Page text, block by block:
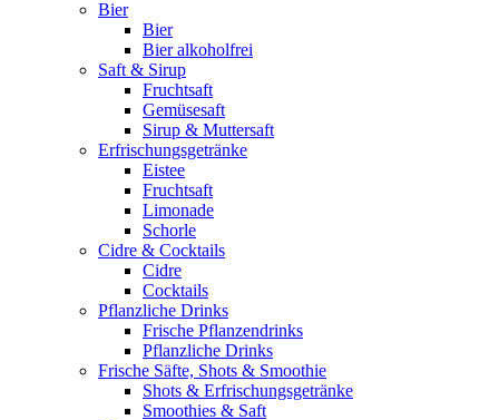
Bier
Bier
Bier alkoholfrei
Saft & Sirup
Fruchtsaft
Gemüsesaft
Sirup & Muttersaft
Erfrischungsgetränke
Eistee
Fruchtsaft
Limonade
Schorle
Cidre & Cocktails
Cidre
Cocktails
Pflanzliche Drinks
Frische Pflanzendrinks
Pflanzliche Drinks
Frische Säfte, Shots & Smoothie
Shots & Erfrischungsgetränke
Smoothies & Saft